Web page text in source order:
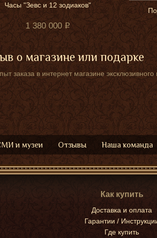
Часы "Зевс и 12 зодиаков"
1 380 000
о магазине или подарке
заказа в интернет магазине
и музеи Отзывы Наша команда
Как купить
Доставка и оплата
Гарантии /
Где купить